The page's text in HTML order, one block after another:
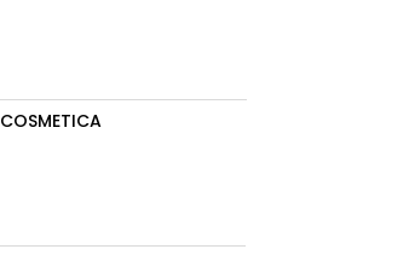
COSMETICA